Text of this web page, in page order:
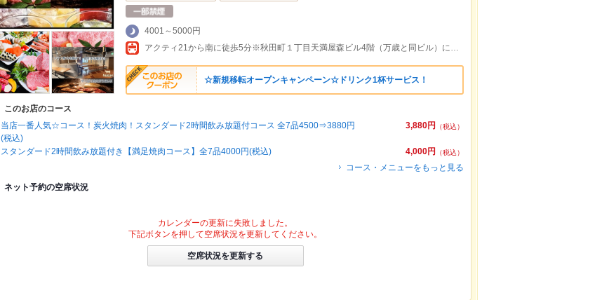
4001～5000円
アクティ21から南に徒歩5分※秋田町１丁目天満屋森ビル4階（万歳と同ビル）に新規移転オープン《1月24日NEWOPEN》
☆新規移転オープンキャンペーン☆ドリンク1杯サービス！
このお店のコース
3,880円
（税込）
当店一番人気☆コース！炭火焼肉！スタンダード2時間飲み放題付コース 全7品4500⇒3880円
(税込)
4,000円
（税込）
スタンダード2時間飲み放題付き【満足焼肉コース】全7品4000円(税込)
コース・メニューをもっと見る
ネット予約の空席状況
カレンダーの更新に失敗しました。
下記ボタンを押して空席状況を更新してください。
空席状況を更新する